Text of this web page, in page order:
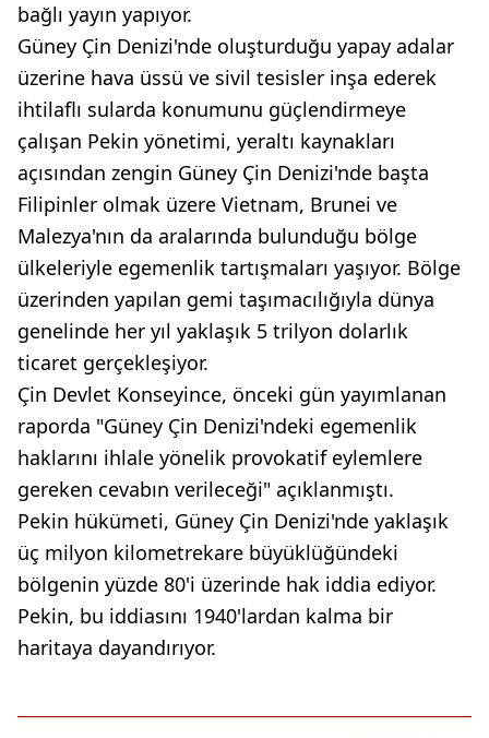
bağlı yayın yapıyor.
Güney Çin Denizi'nde oluşturduğu yapay adalar
üzerine hava üssü ve sivil tesisler inşa ederek
ihtilaflı sularda konumunu güçlendirmeye
çalışan Pekin yönetimi, yeraltı kaynakları
açısından zengin Güney Çin Denizi'nde başta
Filipinler olmak üzere Vietnam, Brunei ve
Malezya'nın da aralarında bulunduğu bölge
ülkeleriyle egemenlik tartışmaları yaşıyor. Bölge
üzerinden yapılan gemi taşımacılığıyla dünya
genelinde her yıl yaklaşık 5 trilyon dolarlık
ticaret gerçekleşiyor.
Çin Devlet Konseyince, önceki gün yayımlanan
raporda "Güney Çin Denizi'ndeki egemenlik
haklarını ihlale yönelik provokatif eylemlere
gereken cevabın verileceği" açıklanmıştı.
Pekin hükümeti, Güney Çin Denizi'nde yaklaşık
üç milyon kilometrekare büyüklüğündeki
bölgenin yüzde 80'i üzerinde hak iddia ediyor.
Pekin, bu iddiasını 1940'lardan kalma bir
haritaya dayandırıyor.